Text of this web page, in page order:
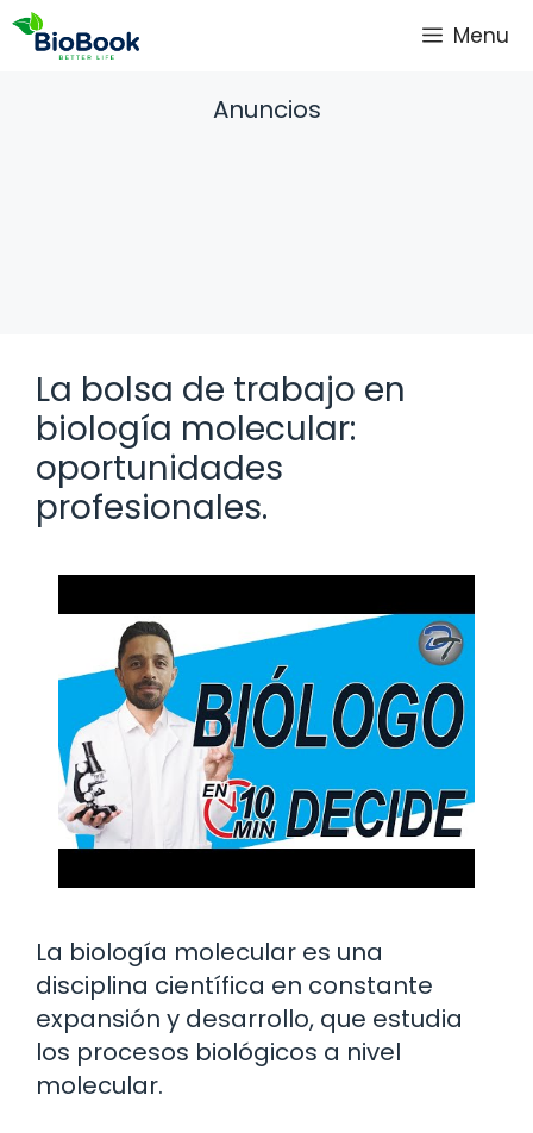
Saltar
Menu
Anuncios
La bolsa de trabajo en
biología molecular:
oportunidades
profesionales.
La biología molecular es una
disciplina científica en constante
expansión y desarrollo, que estudia
los procesos biológicos a nivel
molecular.